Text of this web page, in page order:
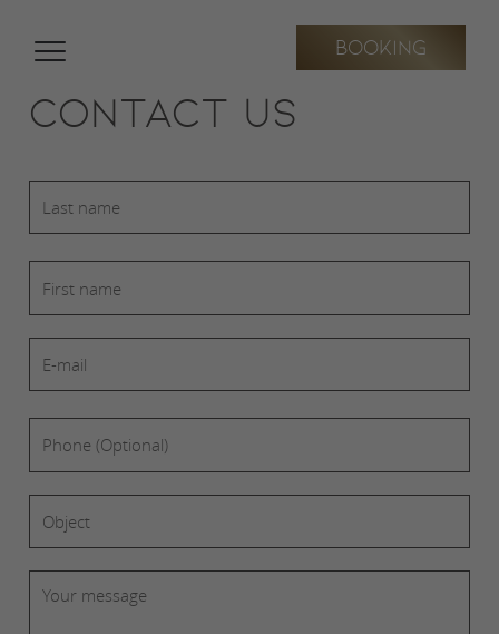
Contact us